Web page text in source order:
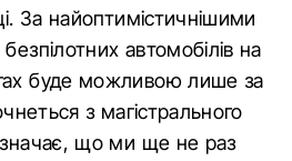
За найоптимістичнішими
автомобілів на
буде можливою лише за
з магістрального
що ми ще не раз